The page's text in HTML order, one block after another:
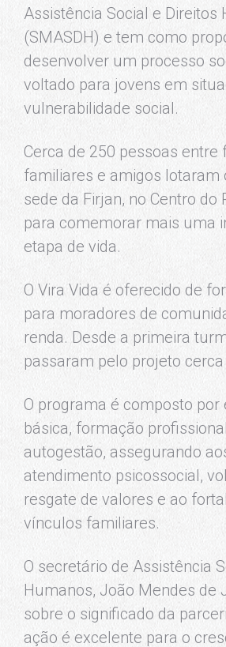
Assistência Social e Direitos
(SMASDH) e tem como
desenvolver um processo
voltado para jovens em
vulnerabilidade social.
Cerca de 250 pessoas entre
familiares e amigos lotaram
sede da Firjan, no Centro do
para comemorar mais uma
etapa de vida.
O Vira Vida é oferecido de
para moradores de
renda. Desde a primeira
passaram pelo projeto
O programa é composto por
básica, formação
autogestão, assegurando
atendimento psicossocial,
resgate de valores e ao
vínculos familiares.
O secretário de Assistência
Humanos, João Mendes de
sobre o significado da
ação é excelente para o